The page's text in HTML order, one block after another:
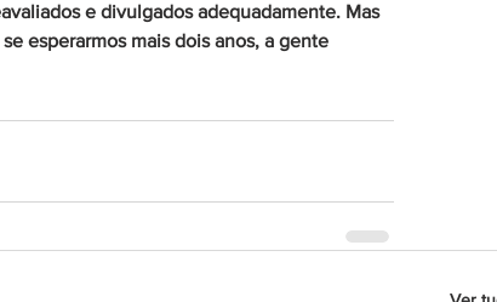
e divulgados adequadamente. Mas
esperarmos mais dois anos, a gente